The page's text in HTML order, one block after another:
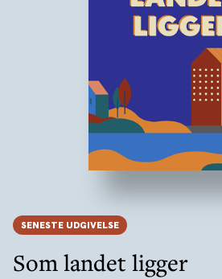
SENESTE UDGIVELSE
Som landet ligger